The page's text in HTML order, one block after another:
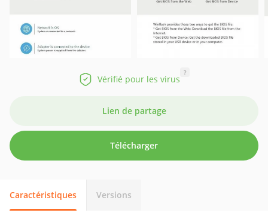
Vérifié pour les virus
?
Lien de partage
Télécharger
Caractéristiques Versions